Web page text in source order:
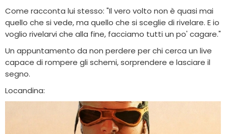
Come racconta lui stesso: "Il vero volto non è quasi mai
quello che si vede, ma quello che si sceglie di rivelare. E io
voglio rivelarvi che alla fine, facciamo tutti un po' cagare."
Un appuntamento da non perdere per chi cerca un live
capace di rompere gli schemi, sorprendere e lasciare il
segno.
Locandina: